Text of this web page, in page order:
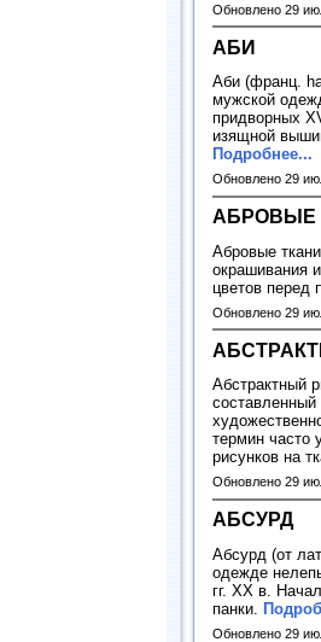
Обновлено 29
АБИ
Аби (франц.
мужской
придворных
изящной
Подробнее...
Обновлено 29
АБРОВЫЕ
Абровые
окрашивания
цветов перед
Обновлено 29
Абстрактный
термин часто
рисунков на
Обновлено 29
АБСУРД
Абсурд (от
одежде
гг. XX в.
панки.
Обновлено 29